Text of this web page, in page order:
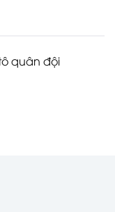
quân đội